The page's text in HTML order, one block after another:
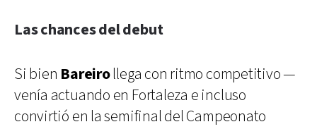
Las chances del debut
Si bien Bareirollega con ritmo competitivo —
venía actuando en Fortaleza e incluso
convirtió en la semifinal del Campeonato